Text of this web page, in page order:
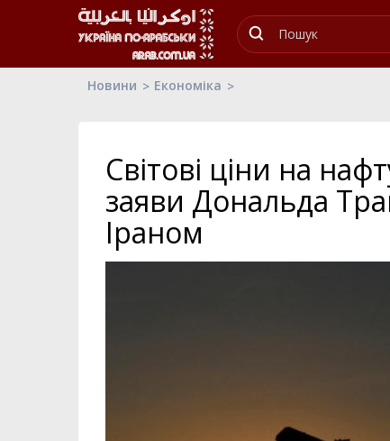
Новини Економіка
Світові ціни на
заяви Дональда
Іраном